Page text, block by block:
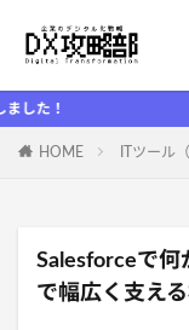
HOME ITツール
Salesforceで何
で幅広く支え